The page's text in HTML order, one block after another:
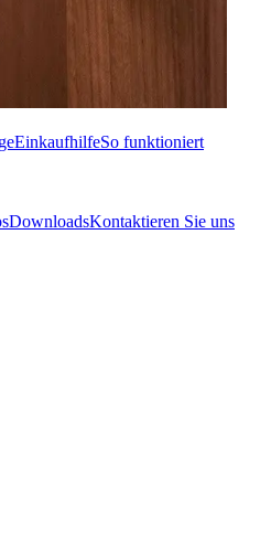
EinkaufhilfeSo funktioniert
DownloadsKontaktieren Sie uns